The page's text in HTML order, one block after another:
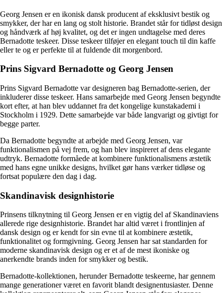
Georg Jensen er en ikonisk dansk producent af eksklusivt bestik og
smykker, der har en lang og stolt historie. Brandet står for tidløst design
og håndværk af høj kvalitet, og det er ingen undtagelse med deres
Bernadotte teskeer. Disse teskeer tilføjer en elegant touch til din kaffe
eller te og er perfekte til at fuldende dit morgenbord.
Prins Sigvard Bernadotte og Georg Jensen
Prins Sigvard Bernadotte var designeren bag Bernadotte-serien, der
inkluderer disse teskeer. Hans samarbejde med Georg Jensen begyndte
kort efter, at han blev uddannet fra det kongelige kunstakademi i
Stockholm i 1929. Dette samarbejde var både langvarigt og givtigt for
begge parter.
Da Bernadotte begyndte at arbejde med Georg Jensen, var
funktionalismen på vej frem, og han blev inspireret af dens elegante
udtryk. Bernadotte formåede at kombinere funktionalismens æstetik
med hans egne unikke designs, hvilket gør hans værker tidløse og
fortsat populære den dag i dag.
Skandinavisk designhistorie
Prinsens tilknytning til Georg Jensen er en vigtig del af Skandinaviens
allerede rige designhistorie. Brandet har altid været i frontlinjen af
dansk design og er kendt for sin evne til at kombinere æstetik,
funktionalitet og formgivning. Georg Jensen har sat standarden for
moderne skandinavisk design og er et af de mest ikoniske og
anerkendte brands inden for smykker og bestik.
Bernadotte-kollektionen, herunder Bernadotte teskeerne, har gennem
mange generationer været en favorit blandt designentusiaster. Denne